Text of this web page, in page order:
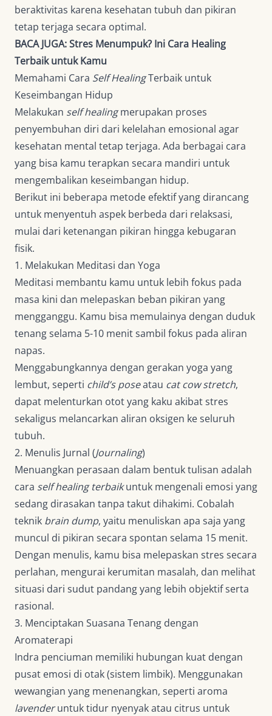
beraktivitas karena kesehatan tubuh dan pikiran
tetap terjaga secara optimal.
BACA JUGA:Stres Menumpuk? Ini Cara Healing
Terbaik untuk Kamu
Memahami Cara Self HealingTerbaik untuk
Keseimbangan Hidup
Melakukan self healingmerupakan proses
penyembuhan diri dari kelelahan emosional agar
kesehatan mental tetap terjaga. Ada berbagai cara
yang bisa kamu terapkan secara mandiri untuk
mengembalikan keseimbangan hidup.
Berikut ini beberapa metode efektif yang dirancang
untuk menyentuh aspek berbeda dari relaksasi,
mulai dari ketenangan pikiran hingga kebugaran
fisik.
1. Melakukan Meditasi dan Yoga
Meditasi membantu kamu untuk lebih fokus pada
masa kini dan melepaskan beban pikiran yang
mengganggu. Kamu bisa memulainya dengan duduk
tenang selama 5-10 menit sambil fokus pada aliran
napas.
Menggabungkannya dengan gerakan yoga yang
lembut, seperti child’s poseatau cat cow stretch,
dapat melenturkan otot yang kaku akibat stres
sekaligus melancarkan aliran oksigen ke seluruh
tubuh.
2. Menulis Jurnal (Journaling)
Menuangkan perasaan dalam bentuk tulisan adalah
cara self healing terbaikuntuk mengenali emosi yang
sedang dirasakan tanpa takut dihakimi. Cobalah
teknik brain dump, yaitu menuliskan apa saja yang
muncul di pikiran secara spontan selama 15 menit.
Dengan menulis, kamu bisa melepaskan stres secara
perlahan, mengurai kerumitan masalah, dan melihat
situasi dari sudut pandang yang lebih objektif serta
rasional.
3. Menciptakan Suasana Tenang dengan
Aromaterapi
Indra penciuman memiliki hubungan kuat dengan
pusat emosi di otak (sistem limbik). Menggunakan
wewangian yang menenangkan, seperti aroma
lavenderuntuk tidur nyenyak atau citrus untuk